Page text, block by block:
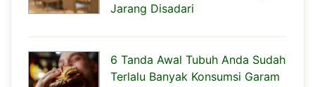
Jarang Disadari
6 Tanda Awal Tubuh Anda Sudah
Terlalu Banyak Konsumsi Garam